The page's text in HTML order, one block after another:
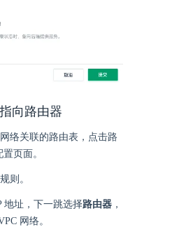
向路由器
络关联的路由表，点击路
页面。
则。
地址，下一跳选择路由器 ，
网络。